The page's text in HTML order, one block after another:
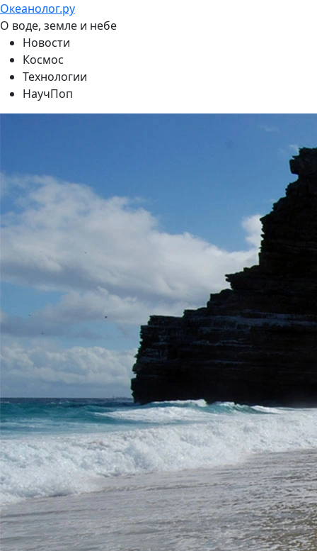
Океанолог.ру
О воде, земле и небе
Новости
Космос
Технологии
НаучПоп